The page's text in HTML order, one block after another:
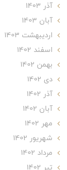
آذر 1403
آبان 1403
ارديبهشت 1403
اسفند 1402
بهمن 1402
دی 1402
آذر 1402
آبان 1402
مهر 1402
شهریور 1402
مرداد 1402
تير 1402